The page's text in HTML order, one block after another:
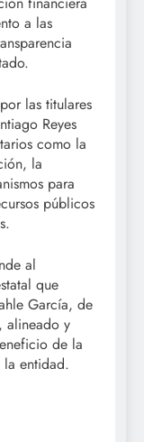
a las
las titulares
Reyes
como la
la
para
públicos
al
que
García, de
alineado y
de la
entidad.